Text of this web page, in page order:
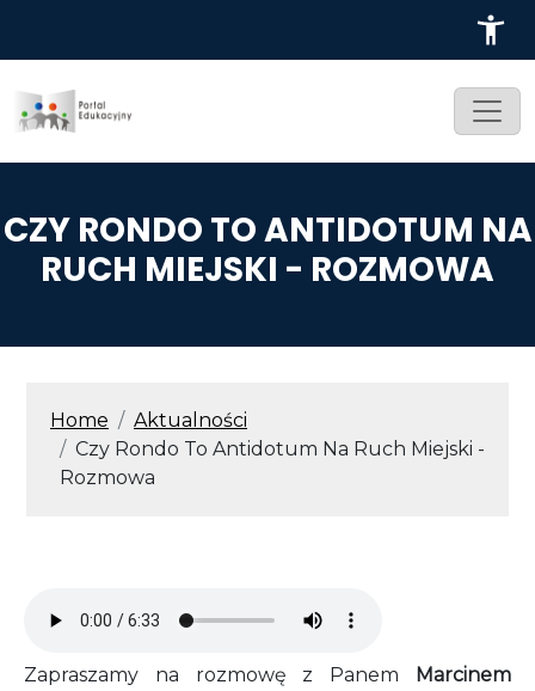
CZY RONDO TO ANTIDOTUM NA
RUCH MIEJSKI - ROZMOWA
ŚCIEŻKA NAWIGACYJNA
Home
Aktualności
Czy Rondo To Antidotum Na Ruch Miejski -
Rozmowa
Zapraszamy na rozmowę z Panem
Marcinem